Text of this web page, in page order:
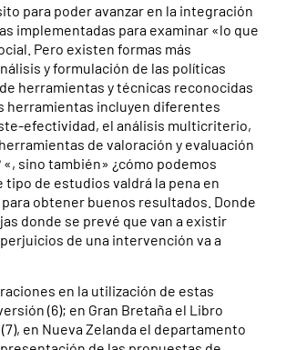
para poder avanzar en la integración
implementadas para examinar «lo que
Pero existen formas más
y formulación de las políticas
herramientas y técnicas reconocidas
herramientas incluyen diferentes
efectividad, el análisis multicriterio,
de valoración y evaluación
sino también» ¿cómo podemos
de estudios valdrá la pena en
obtener buenos resultados. Donde
donde se prevé que van a existir
de una intervención va a
en la utilización de estas
(6); en Gran Bretaña el Libro
en Nueva Zelanda el departamento